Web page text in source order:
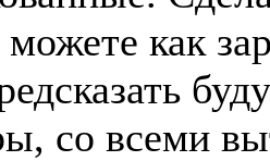
как
со всеми